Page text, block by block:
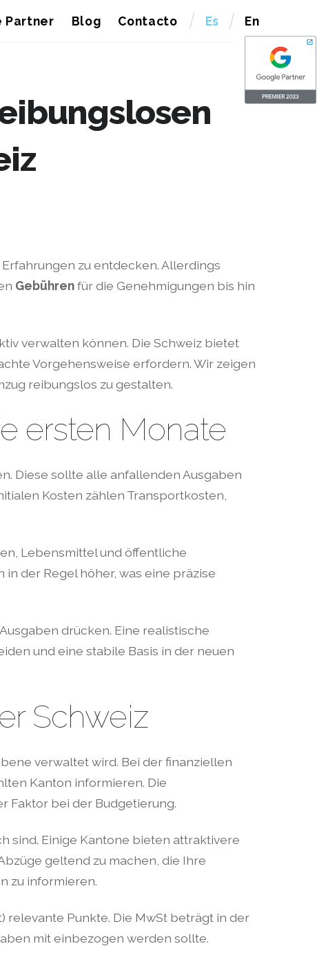
Partner Blog Contacto Es En
zu entdecken. Allerdings
Gebührenfür die Genehmigungen bis hin
verwalten können. Die Schweiz bietet
Vorgehensweise erfordern. Wir zeigen
reibungslos zu gestalten.
ersten Monate
Diese sollte alle anfallenden Ausgaben
Kosten zählen Transportkosten,
Lebensmittel und öffentliche
der Regel höher, was eine präzise
drücken. Eine realistische
und eine stabile Basis in der neuen
Schweiz
verwaltet wird. Bei der finanziellen
Kanton informieren. Die
Faktor bei der Budgetierung.
sind. Einige Kantone bieten attraktivere
geltend zu machen, die Ihre
zu informieren.
Punkte. Die MwSt beträgt in der
mit einbezogen werden sollte.